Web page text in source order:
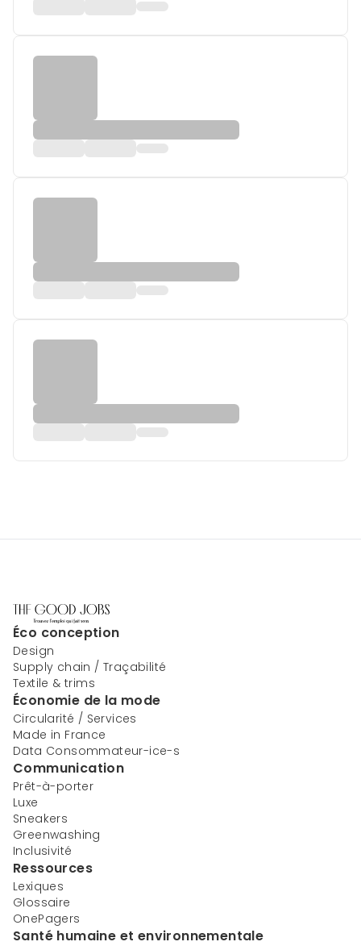
Éco conception
Design
Supply chain / Traçabilité
Textile & trims
Économie de la mode
Circularité / Services
Made in France
Data Consommateur-ice-s
Communication
Prêt-à-porter
Luxe
Sneakers
Greenwashing
Inclusivité
Ressources
Lexiques
Glossaire
OnePagers
Santé humaine et environnementale